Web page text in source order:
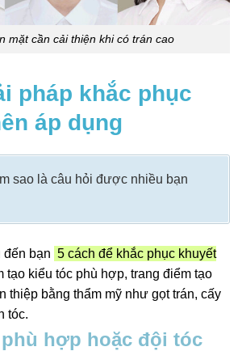
mặt cần cải thiện khi có trán cao
pháp khắc phục
áp dụng
sao là câu hỏi được nhiều bạn
bạn 5 cách để khắc phục khuyết
tạo kiểu tóc phù hợp, trang điểm tạo
thiệp bằng thẩm mỹ như gọt trán, cấy
tóc.
hợp hoặc đội tóc